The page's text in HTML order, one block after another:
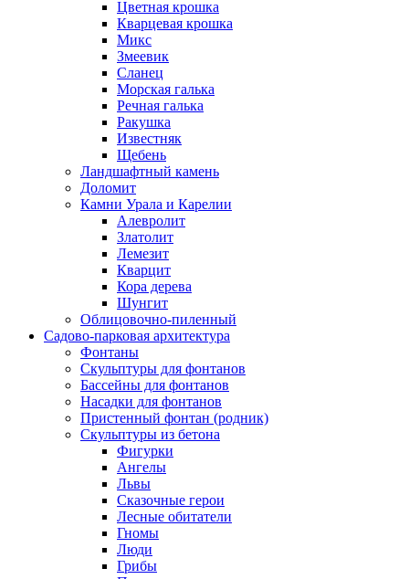
Цветная крошка
Кварцевая крошка
Микс
Змеевик
Сланец
Морская галька
Речная галька
Ракушка
Известняк
Щебень
Ландшафтный камень
Доломит
Камни Урала и Карелии
Алевролит
Златолит
Лемезит
Кварцит
Кора дерева
Шунгит
Облицовочно-пиленный
Садово-парковая архитектура
Фонтаны
Скульптуры для фонтанов
Бассейны для фонтанов
Насадки для фонтанов
Пристенный фонтан (родник)
Скульптуры из бетона
Фигурки
Ангелы
Львы
Сказочные герои
Лесные обитатели
Гномы
Люди
Грибы